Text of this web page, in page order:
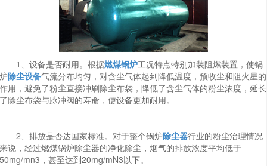
1、设备是否耐用。根据燃煤锅炉工况特点特别加装阻燃装置，使锅
炉除尘设备气流分布均匀，对含尘气体起到降低温度，预收尘和阻火星的
作用，避免了粉尘直接冲刷除尘布袋，降低了含尘气体的粉尘浓度，延长
了除尘布袋与脉冲阀的寿命，使设备更加耐用。
2、排放是否达国家标准。对于整个锅炉除尘器行业的粉尘治理情况
来说，经过燃煤锅炉除尘器的净化除尘，烟气的排放浓度平均低于
50mg/mn3，甚至达到20mg/mN3以下。